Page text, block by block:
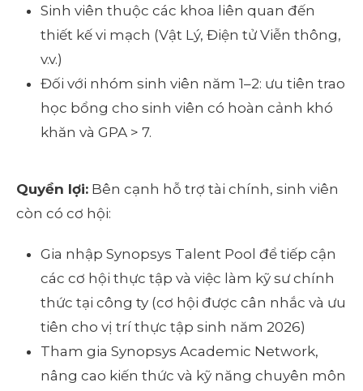
Sinh viên thuộc các khoa liên quan đến
thiết kế vi mạch (Vật Lý, Điện tử Viễn thông,
v.v.)
Đối với nhóm sinh viên năm 1–2: ưu tiên trao
học bổng cho sinh viên có hoàn cảnh khó
khăn và GPA > 7.
Quyền lợi: Bên cạnh hỗ trợ tài chính, sinh viên
còn có cơ hội:
Gia nhập Synopsys Talent Pool để tiếp cận
các cơ hội thực tập và việc làm kỹ sư chính
thức tại công ty (cơ hội được cân nhắc và ưu
tiên cho vị trí thực tập sinh năm 2026)
Tham gia Synopsys Academic Network,
nâng cao kiến thức và kỹ năng chuyên môn